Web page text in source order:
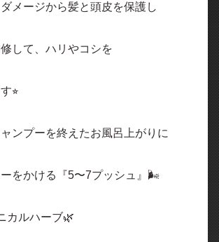
メージから髪と頭皮を保護し
して、ハリやコシを
⭐︎
ンプーを終えたお風呂上がりに
をかける『5〜7プッシュ』🌬️
カルハーブ🌿